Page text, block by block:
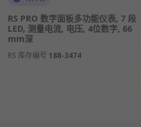
RS PRO 数字面板多功能仪表, 7 段
LED, 测量电流, 电压, 4位数字, 66
mm深
RS 库存编号 188-3474